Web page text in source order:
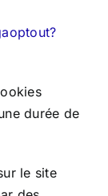
durée de
le site